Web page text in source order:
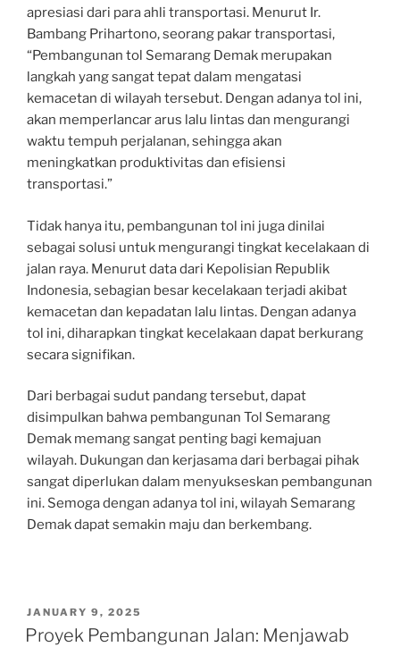
apresiasi dari para ahli transportasi. Menurut Ir.
Bambang Prihartono, seorang pakar transportasi,
“Pembangunan tol Semarang Demak merupakan
langkah yang sangat tepat dalam mengatasi
kemacetan di wilayah tersebut. Dengan adanya tol ini,
akan memperlancar arus lalu lintas dan mengurangi
waktu tempuh perjalanan, sehingga akan
meningkatkan produktivitas dan efisiensi
transportasi.”
Tidak hanya itu, pembangunan tol ini juga dinilai
sebagai solusi untuk mengurangi tingkat kecelakaan di
jalan raya. Menurut data dari Kepolisian Republik
Indonesia, sebagian besar kecelakaan terjadi akibat
kemacetan dan kepadatan lalu lintas. Dengan adanya
tol ini, diharapkan tingkat kecelakaan dapat berkurang
secara signifikan.
Dari berbagai sudut pandang tersebut, dapat
disimpulkan bahwa pembangunan Tol Semarang
Demak memang sangat penting bagi kemajuan
wilayah. Dukungan dan kerjasama dari berbagai pihak
sangat diperlukan dalam menyukseskan pembangunan
ini. Semoga dengan adanya tol ini, wilayah Semarang
Demak dapat semakin maju dan berkembang.
POSTED
ON
JANUARY 9, 2025
Proyek Pembangunan Jalan: Menjawab